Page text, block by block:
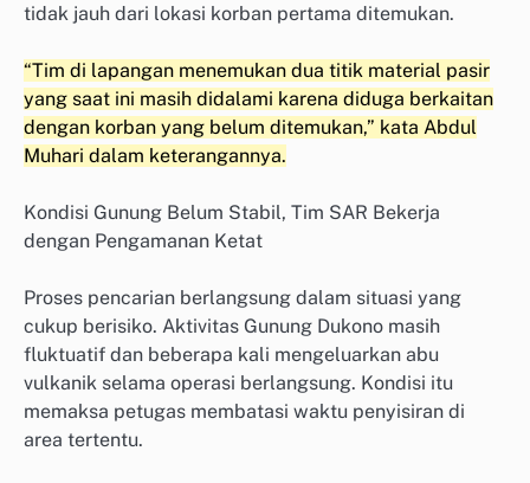
tidak jauh dari lokasi korban pertama ditemukan.
“Tim di lapangan menemukan dua titik material pasir
yang saat ini masih didalami karena diduga berkaitan
dengan korban yang belum ditemukan,” kata Abdul
Muhari dalam keterangannya.
Kondisi Gunung Belum Stabil, Tim SAR Bekerja
dengan Pengamanan Ketat
Proses pencarian berlangsung dalam situasi yang
cukup berisiko. Aktivitas Gunung Dukono masih
fluktuatif dan beberapa kali mengeluarkan abu
vulkanik selama operasi berlangsung. Kondisi itu
memaksa petugas membatasi waktu penyisiran di
area tertentu.